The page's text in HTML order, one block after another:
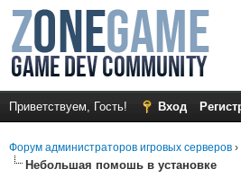
Приветствуем, Гость! Вход
Форум администраторов игровых серверов ›
Небольшая помошь в установке